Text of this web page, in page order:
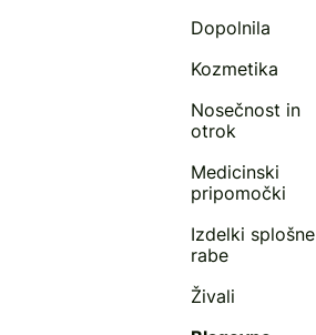
Dopolnila
Kozmetika
Nosečnost in
otrok
Medicinski
pripomočki
Izdelki splošne
rabe
Živali